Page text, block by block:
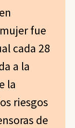
fue
cada 28
a la
la
riesgos
de